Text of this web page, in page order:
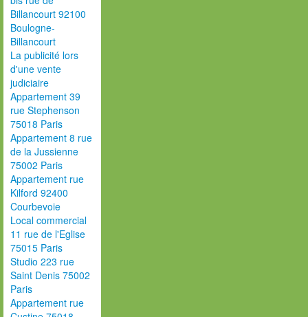
Billancourt 92100
Boulogne-
Billancourt
La publicité lors
d'une vente
judiciaire
Appartement 39
rue Stephenson
75018 Paris
Appartement 8 rue
de la Jussienne
75002 Paris
Appartement rue
Kilford 92400
Courbevoie
Local commercial
11 rue de l'Eglise
75015 Paris
Studio 223 rue
Saint Denis 75002
Paris
Appartement rue